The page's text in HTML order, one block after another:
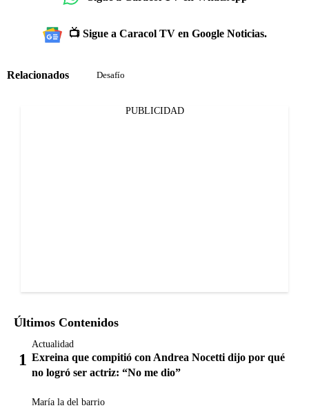
📺 Sigue a Caracol TV en Google Noticias.
Relacionados Desafío
PUBLICIDAD
Últimos Contenidos
Actualidad
Exreina que compitió con Andrea Nocetti dijo por qué
no logró ser actriz: “No me dio”
María la del barrio